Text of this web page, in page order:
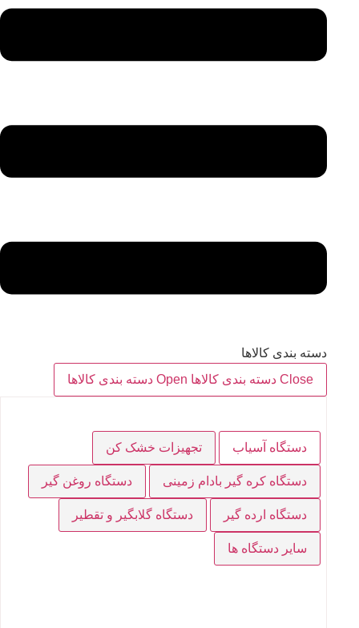
دسته بندی کالاها
Close دسته بندی کالاها
Open دسته بندی کالاها
دستگاه آسیاب تجهیزات خشک کن
دستگاه کره گیر بادام زمینی دستگاه روغن گیر
دستگاه ارده گیر دستگاه گلابگیر و تقطیر
سایر دستگاه ها